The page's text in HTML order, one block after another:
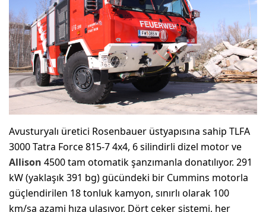
Avusturyalı üretici Rosenbauer üstyapısına sahip TLFA
3000 Tatra Force 815-7 4x4, 6 silindirli dizel motor ve
Allison 4500 tam otomatik şanzımanla donatılıyor. 291
kW (yaklaşık 391 bg) gücündeki bir Cummins motorla
güçlendirilen 18 tonluk kamyon, sınırlı olarak 100
km/sa azami hıza ulaşıyor. Dört çeker sistemi, her